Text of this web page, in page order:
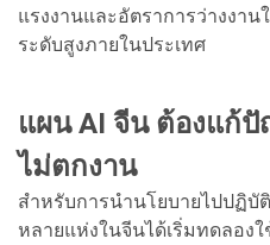
แรงงานและอัตราการว่างงา
ระดับสูงภายในประเทศ
แผน AI จีน ต้องแก้
ไม่ตกงาน
สำหรับการนำนโยบายไปปฏิบั
หลายแห่งในจีนได้เริ่มทดลอง